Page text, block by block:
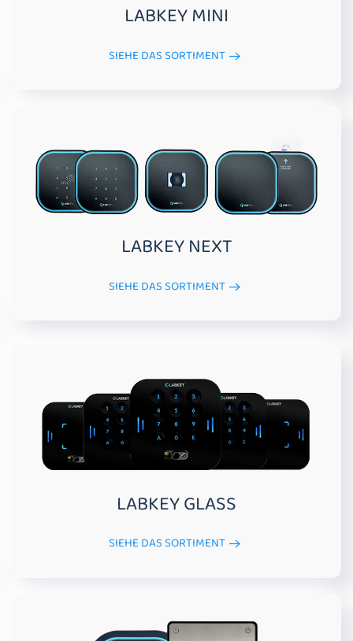
LABKEY MINI
SIEHE DAS SORTIMENT
LABKEY NEXT
SIEHE DAS SORTIMENT
LABKEY GLASS
SIEHE DAS SORTIMENT